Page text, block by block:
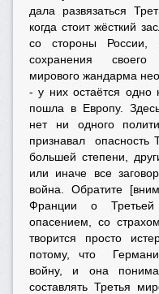
дала развязаться
когда стоит жёсткий
со стороны
сохранения
мирового жандарма
- у них остаётся
пошла в Европу.
нет ни одного
признавал опасность
большей степени,
или иначе все
война. Обратите
Франции о
опасением, со
творится просто
потому, что
войну, и она
составлять Третья